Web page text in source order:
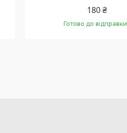
180 ₴
Готово до відправки